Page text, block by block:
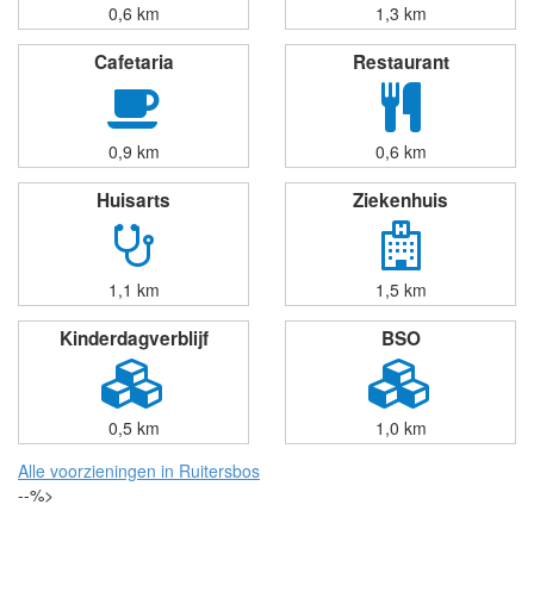
0,6 km 1,3 km
Cafetaria
0,9 km
Restaurant
0,6 km
Huisarts
1,1 km
Ziekenhuis
1,5 km
Kinderdagverblijf
0,5 km
BSO
1,0 km
Alle voorzieningen in Ruitersbos
--%>